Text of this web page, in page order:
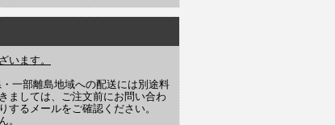
います。
一部離島地域への配送には別途料
ましては、ご注文前にお問い合わ
するメールをご確認ください。
。